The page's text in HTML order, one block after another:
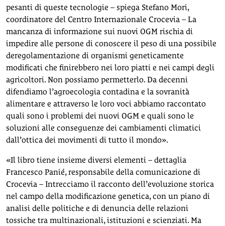
pesanti di queste tecnologie – spiega Stefano Mori,
coordinatore del Centro Internazionale Crocevia – La
mancanza di informazione sui nuovi OGM rischia di
impedire alle persone di conoscere il peso di una possibile
deregolamentazione di organismi geneticamente
modificati che finirebbero nei loro piatti e nei campi degli
agricoltori. Non possiamo permetterlo. Da decenni
difendiamo l’agroecologia contadina e la sovranità
alimentare e attraverso le loro voci abbiamo raccontato
quali sono i problemi dei nuovi OGM e quali sono le
soluzioni alle conseguenze dei cambiamenti climatici
dall’ottica dei movimenti di tutto il mondo».
«Il libro tiene insieme diversi elementi – dettaglia
Francesco Panié, responsabile della comunicazione di
Crocevia – Intrecciamo il racconto dell’evoluzione storica
nel campo della modificazione genetica, con un piano di
analisi delle politiche e di denuncia delle relazioni
tossiche tra multinazionali, istituzioni e scienziati. Ma